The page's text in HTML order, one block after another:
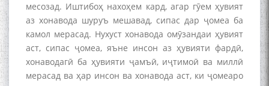
месозад. Иштибоҳ нахоҳем кард, агар гӯем ҳувият
аз хонавода шуруъ мешавад, сипас дар ҷомеа ба
камол мерасад. Нухуст хонавода омӯзандаи ҳувият
аст, сипас ҷомеа, яъне инсон аз ҳувияти фардӣ,
хонаводагӣ ба ҳувияти ҷамъӣ, иҷтимоӣ ва миллӣ
мерасад ва ҳар инсон ва хонавода аст, ки ҷомеаро